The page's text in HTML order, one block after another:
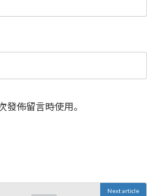
佈留言時使用。
Next article